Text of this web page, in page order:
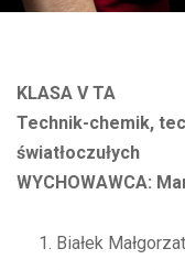
KLASA V TA
Technik-chemik,
światłoczułych
WYCHOWAWCA:
Białek